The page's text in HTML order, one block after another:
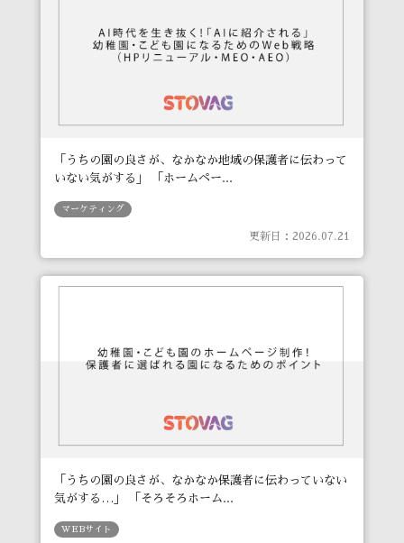
「うちの園の良さが、なかなか地域の保護者に伝わって
いない気がする」 「ホームペー...
マーケティング
更新日：2026.07.21
「うちの園の良さが、なかなか保護者に伝わっていない
気がする…」 「そろそろホーム...
WEBサイト